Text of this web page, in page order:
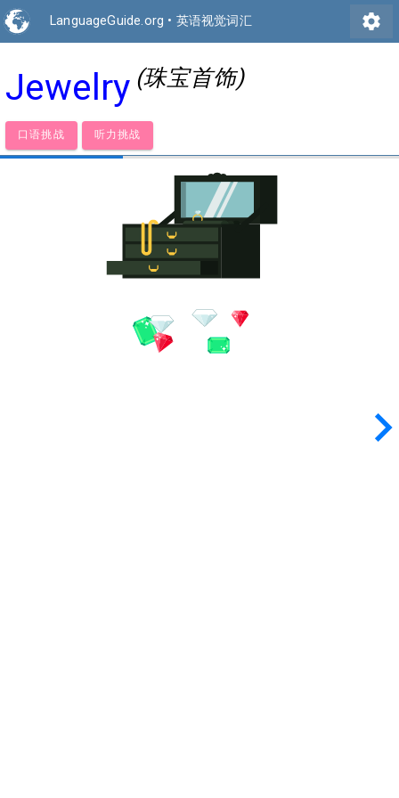
LanguageGuide.org • 英语视觉词汇 settings
Jewelry (珠宝首饰)
口语挑战 听力挑战